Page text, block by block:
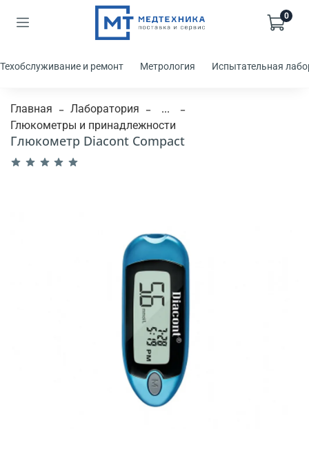
0
Техобслуживание и ремонт Метрология Испытательная
Главная Лаборатория
...
Глюкометры и принадлежности
Глюкометр Diacont Compact